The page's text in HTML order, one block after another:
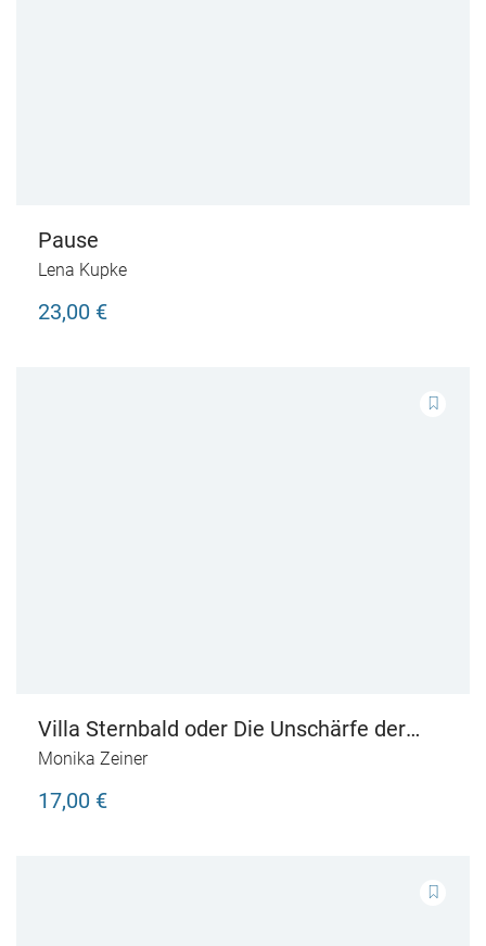
Pause
Lena Kupke
23,00 €
Villa Sternbald oder Die Unschärfe der
Jahre
Monika Zeiner
17,00 €